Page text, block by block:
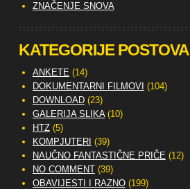
ZNAČENJE SNOVA
KATEGORIJE POSTOVA
ANKETE (14)
DOKUMENTARNI FILMOVI (104)
DOWNLOAD(23)
GALERIJA SLIKA(10)
HTZ(5)
KOMPJUTERI (39)
NAUČNO FANTASTIČNE PRIČE (12)
NO COMMENT(39)
OBAVIJESTI I RAZNO(199)